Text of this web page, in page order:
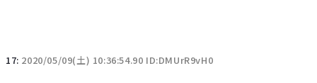
17: 2020/05/09(土) 10:36:54.90 ID:DMUrR9vH0